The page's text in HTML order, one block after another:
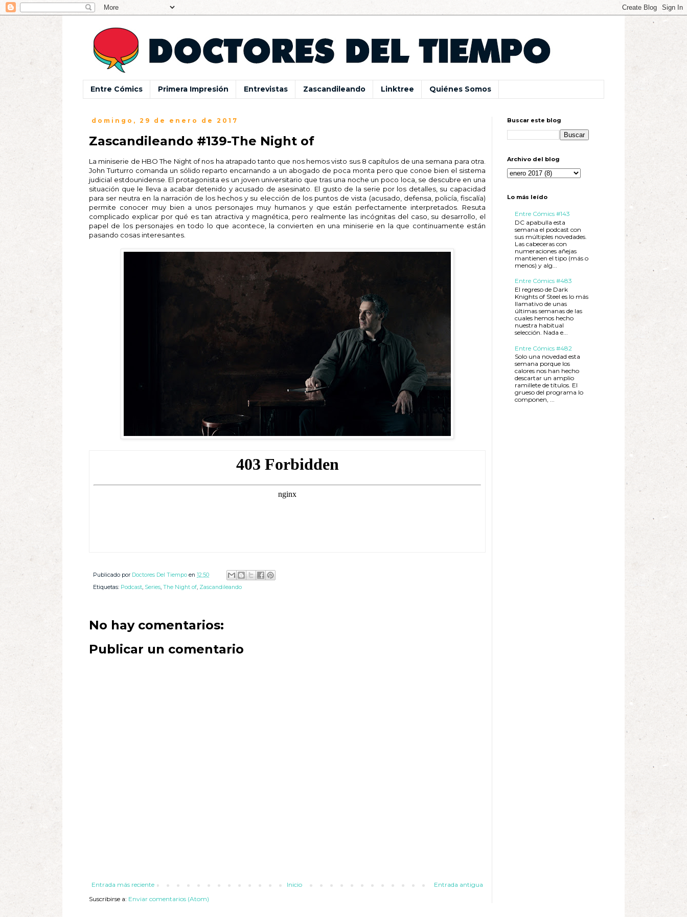
Entre Cómics Primera Impresión Entrevistas Zascandileando Linktree Quiénes Somos
domingo, 29 de enero de 2017
Zascandileando #139-The Night of
La miniserie de HBO The Night of nos ha atrapado tanto que nos hemos visto sus 8 capítulos de una semana para otra.
John Turturro comanda un sólido reparto encarnando a un abogado de poca monta pero que conoe bien el sistema
judicial estdounidense. El protagonista es un joven universitario que tras una noche un poco loca, se descubre en una
situación que le lleva a acabar detenido y acusado de asesinato. El gusto de la serie por los detalles, su capacidad
para ser neutra en la narración de los hechos y su elección de los puntos de vista (acusado, defensa, policía, fiscalía)
permite conocer muy bien a unos personajes muy humanos y que están perfectamente interpretados. Resuta
complicado explicar por qué es tan atractiva y magnética, pero realmente las incógnitas del caso, su desarrollo, el
papel de los personajes en todo lo que acontece, la convierten en una miniserie en la que continuamente están
pasando cosas interesantes.
Publicado por Doctores Del Tiempo en 12:50
Etiquetas: Podcast, Series, The Night of, Zascandileando
No hay comentarios:
Publicar un comentario
Entrada más reciente Entrada antigua
Inicio
Suscribirse a: Enviar comentarios (Atom)
Buscar este blog
Archivo del blog
Lo más leído
Entre Cómics #143
DC apabulla esta
semana el podcast con
sus múltiples novedades.
Las cabeceras con
numeraciones añejas
mantienen el tipo (más o
menos) y alg...
Entre Cómics #483
El regreso de Dark
Knights of Steel es lo más
llamativo de unas
últimas semanas de las
cuales hemos hecho
nuestra habitual
selección. Nada e...
Entre Cómics #482
Solo una novedad esta
semana porque los
calores nos han hecho
descartar un amplio
ramillete de títulos. El
grueso del programa lo
componen, ...